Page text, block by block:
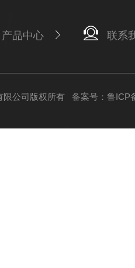
产品中心 联系
限公司版权所有 备案号：鲁ICP